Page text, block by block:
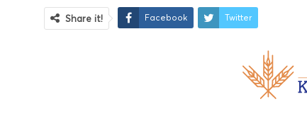
Share it! Facebook Twitter